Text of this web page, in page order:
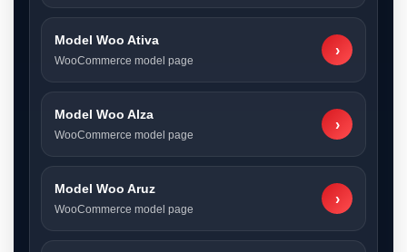
Model Woo Ativa
WooCommerce model page
›
Model Woo Alza
WooCommerce model page
›
Model Woo Aruz
WooCommerce model page
›